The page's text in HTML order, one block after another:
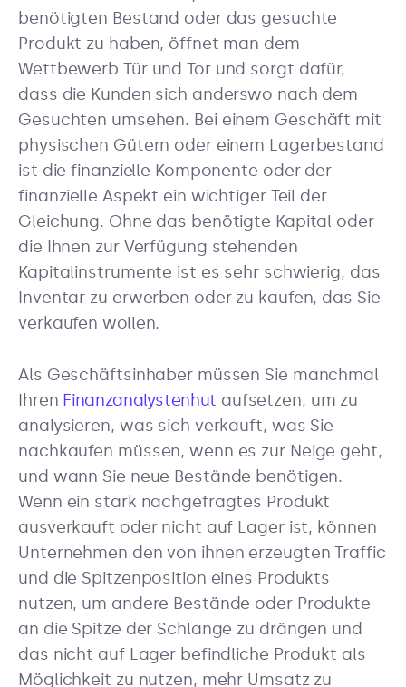
benötigten Bestand oder das gesuchte
Produkt zu haben, öffnet man dem
Wettbewerb Tür und Tor und sorgt dafür,
dass die Kunden sich anderswo nach dem
Gesuchten umsehen. Bei einem Geschäft mit
physischen Gütern oder einem Lagerbestand
ist die finanzielle Komponente oder der
finanzielle Aspekt ein wichtiger Teil der
Gleichung. Ohne das benötigte Kapital oder
die Ihnen zur Verfügung stehenden
Kapitalinstrumente ist es sehr schwierig, das
Inventar zu erwerben oder zu kaufen, das Sie
verkaufen wollen.
Als Geschäftsinhaber müssen Sie manchmal
Ihren Finanzanalystenhut aufsetzen, um zu
analysieren, was sich verkauft, was Sie
nachkaufen müssen, wenn es zur Neige geht,
und wann Sie neue Bestände benötigen.
Wenn ein stark nachgefragtes Produkt
ausverkauft oder nicht auf Lager ist, können
Unternehmen den von ihnen erzeugten Traffic
und die Spitzenposition eines Produkts
nutzen, um andere Bestände oder Produkte
an die Spitze der Schlange zu drängen und
das nicht auf Lager befindliche Produkt als
Möglichkeit zu nutzen, mehr Umsatz zu